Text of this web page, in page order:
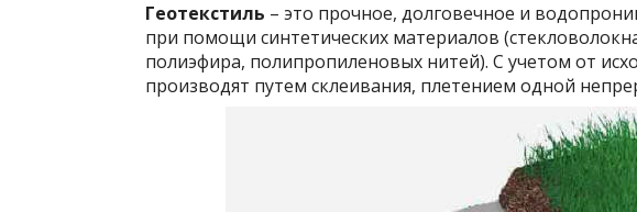
Геотекстиль – это прочное, долговечное и
при помощи синтетических материалов
полиэфира, полипропиленовых нитей). С учетом от
производят путем склеивания, плетением одной